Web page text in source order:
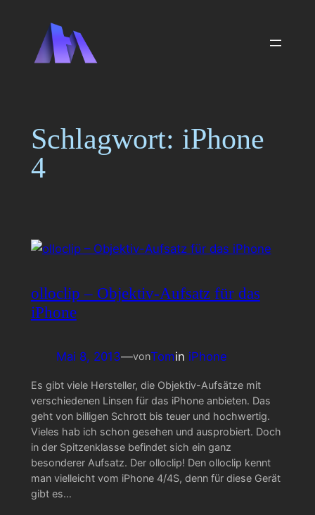
springen
Schlagwort: iPhone
4
olloclip – Objektiv-Aufsatz für das
iPhone
Mai 8, 2013—vonTomin iPhone
Es gibt viele Hersteller, die Objektiv-Aufsätze mit
verschiedenen Linsen für das iPhone anbieten. Das
geht von billigen Schrott bis teuer und hochwertig.
Vieles hab ich schon gesehen und ausprobiert. Doch
in der Spitzenklasse befindet sich ein ganz
besonderer Aufsatz. Der olloclip! Den olloclip kennt
man vielleicht vom iPhone 4/4S, denn für diese Gerät
gibt es…